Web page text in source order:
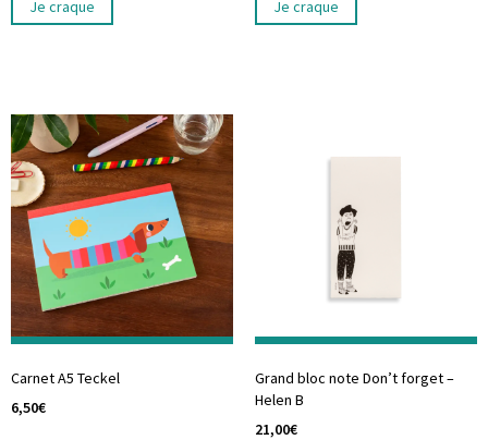
Je craque Je craque
Carnet A5 Teckel
6,50€
Grand bloc note Don’t forget –
Helen B
21,00€